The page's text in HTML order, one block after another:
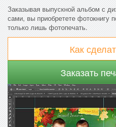
Заказывая выпускной альбом с
сами, вы приобретете фотокнигу
только лишь фотопечать.
Как
Заказать